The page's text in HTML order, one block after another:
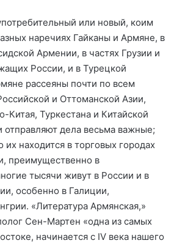
или новый, коим
наречиях Гайканы и Армяне, в
Армении, в частях Грузии и
России, и в Турецкой
рассеяны почти по всем
и Оттоманской Азии,
Туркестана и Китайской
отправляют делa весьма важные;
находится в торговых городах
преимущественно в
тысячи живут в России и в
особенно в Галиции,
«Литература Армянская,»
Сен-Мартен «одна из самых
начинается с IV века нашего